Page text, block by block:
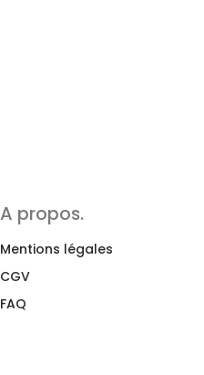
A propos.
Mentions légales
CGV
FAQ